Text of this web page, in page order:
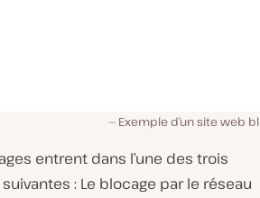
Exemple d’un site web
entrent dans l’une des trois
: Le blocage par le réseau